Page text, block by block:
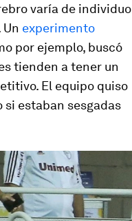
varía de individuo
experimento
por ejemplo, buscó
tienden a tener un
El equipo quiso
si estaban sesgadas